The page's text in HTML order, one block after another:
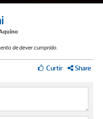
de dever cumprido.
Share